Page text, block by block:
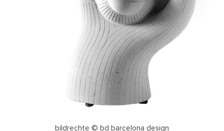
bildrechte © bd barcelona design